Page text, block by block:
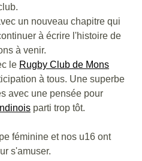
un nouveau chapitre qui
à écrire l'histoire de
à venir.
le Rugby Club de Mons
à tous. Une superbe
avec une pensée pour
parti trop tôt.
féminine et nos u16 ont
s'amuser.